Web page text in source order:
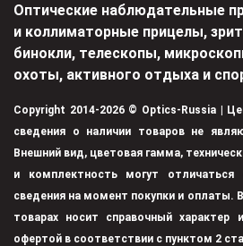
Оптические наблюдательные
и коллиматорные прицелы,
бинокли, телескопы,
охоты, активного отдыха и
Copyright 2014-2026 © Optics-Russia |
сведения о наличии товаров не
Внешний вид, цветовая гамма,
и комплектность могут отличаться
сведения на момент покупки и оплаты.
товарах носит справочный характер
офертой в соответствии с пунктом 2